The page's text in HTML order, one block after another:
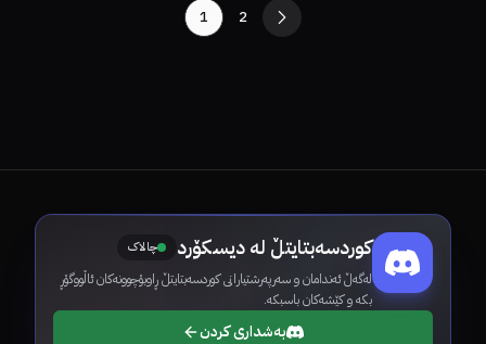
2
1
کوردسەبتایتڵ لە دیسکۆرد چالاک
لەگەڵ ئەندامان و سەرپەرشتیارانی کوردسەبتایتڵ ڕاوبۆچوونەکان ئاڵووگۆڕ
بکە و کێشەکان باسبکە.
بەشداری کردن